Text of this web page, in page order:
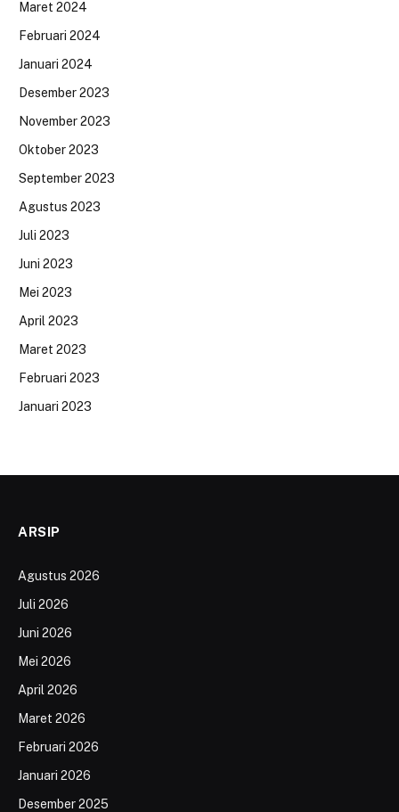
Maret 2024
Februari 2024
Januari 2024
Desember 2023
November 2023
Oktober 2023
September 2023
Agustus 2023
Juli 2023
Juni 2023
Mei 2023
April 2023
Maret 2023
Februari 2023
Januari 2023
ARSIP
Agustus 2026
Juli 2026
Juni 2026
Mei 2026
April 2026
Maret 2026
Februari 2026
Januari 2026
Desember 2025